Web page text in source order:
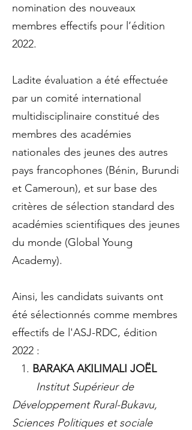
nomination des nouveaux
membres effectifs pour l’édition
2022.
Ladite évaluation a été effectuée
par un comité international
multidisciplinaire constitué des
membres des académies
nationales des jeunes des autres
pays francophones (Bénin, Burundi
et Cameroun), et sur base des
critères de sélection standard des
académies scientifiques des jeunes
du monde (Global Young
Academy).
Ainsi, les candidats suivants ont
été sélectionnés comme membres
effectifs de l'ASJ-RDC, édition
2022 :
1. BARAKA AKILIMALI JOËL
Institut Supérieur de
Développement Rural-Bukavu,
Sciences Politiques et sociale